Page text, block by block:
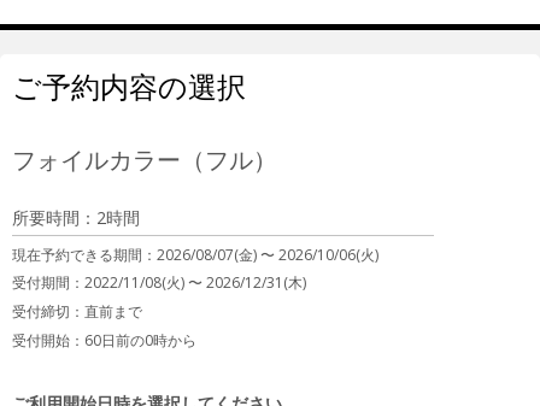
ご予約内容の選択
フォイルカラー（フル）
所要時間：2時間
現在予約できる期間： 2026/08/07(金) 〜2026/10/06(火)
受付期間：2022/11/08(火) 〜 2026/12/31(木)
受付締切： 直前まで
受付開始： 60日前の0時から